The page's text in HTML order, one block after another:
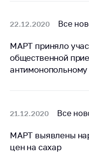
Официальные
символы
5 лет МАРТ
конкуренция
22.12.2020 Все
МАРТ приняло
общественной
21.12.2020 Все
МАРТ выявлены
цен на сахар